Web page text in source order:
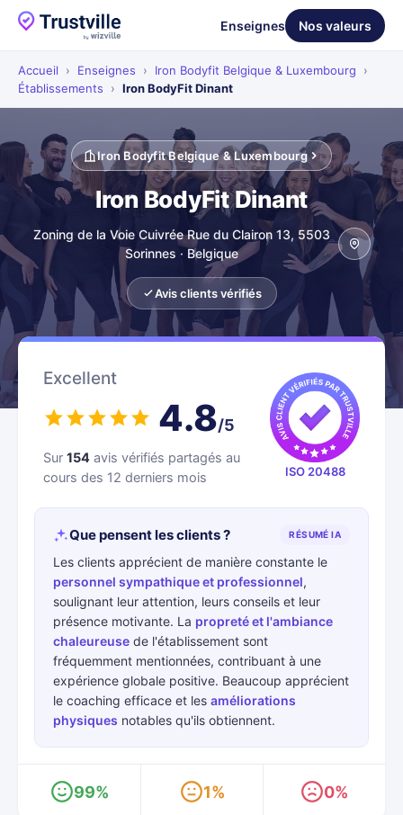
Enseignes Nos valeurs
Accueil › Enseignes › Iron Bodyfit Belgique & Luxembourg
›
Établissements
› Iron BodyFit Dinant
Iron Bodyfit Belgique & Luxembourg
Iron BodyFit Dinant
Zoning de la Voie Cuivrée Rue du Clairon 13, 5503
Sorinnes · Belgique
Avis clients vérifiés
Excellent
4.8/5
Sur 154 avis vérifiés partagés au
cours des 12 derniers mois
ISO 20488
Que pensent les clients ? RÉSUMÉ IA
Les clients apprécient de manière constante le
personnel sympathique et professionnel,
soulignant leur attention, leurs conseils et leur
présence motivante. La propreté et l'ambiance
chaleureuse de l'établissement sont
fréquemment mentionnées, contribuant à une
expérience globale positive. Beaucoup apprécient
le coaching efficace et les améliorations
physiques notables qu'ils obtiennent.
99% 1% 0%